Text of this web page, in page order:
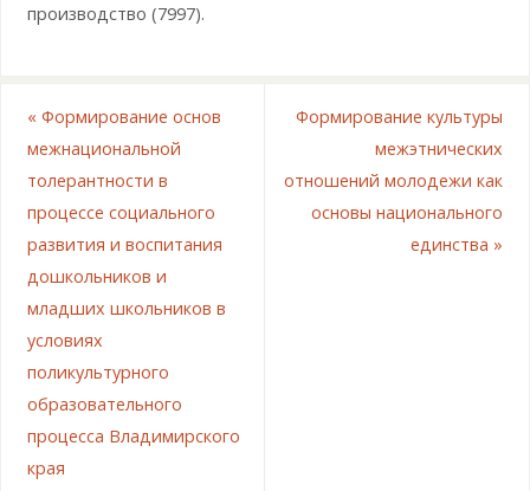
производство (7997).
« Формирование основ
межнациональной
толерантности в
процессе социального
развития и воспитания
дошкольников и
младших школьников в
условиях
поликультурного
образовательного
процесса Владимирского
края
Формирование культуры
межэтнических
отношений молодежи как
основы национального
единства »